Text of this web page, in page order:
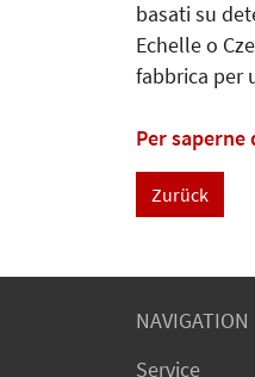
basati su
Echelle o
fabbrica per
Per saperne
Zurück
NAVIGATION
Service